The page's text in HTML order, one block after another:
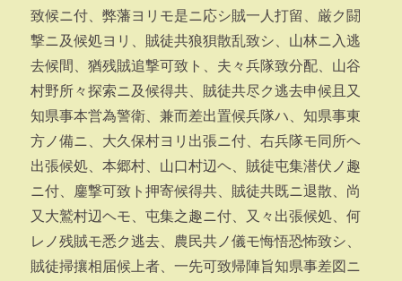
致候ニ付、弊藩ヨリモ是ニ応シ賊一人打留、厳ク闘
撃ニ及候処ヨリ、賊徒共狼狽散乱致シ、山林ニ入逃
去候間、猶残賊追撃可致ト、夫々兵隊致分配、山谷
村野所々探索ニ及候得共、賊徒共尽ク逃去申候且又
知県事本営為警衛、兼而差出置候兵隊ハ、知県事東
方ノ備ニ、大久保村ヨリ出張ニ付、右兵隊モ同所ヘ
出張候処、本郷村、山口村辺ヘ、賊徒屯集潜伏ノ趣
ニ付、鏖撃可致ト押寄候得共、賊徒共既ニ退散、尚
又大鷲村辺ヘモ、屯集之趣ニ付、又々出張候処、何
レノ残賊モ悉ク逃去、農民共ノ儀モ悔悟恐怖致シ、
賊徒掃攘相届候上者、一先可致帰陣旨知県事差図ニ